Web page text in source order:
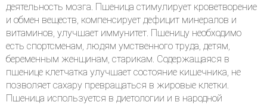
деятельность мозга. Пшеница стимулирует кроветворение
и обмен веществ, компенсирует дефицит минералов и
витаминов, улучшает иммунитет. Пшеницу необходимо
есть спортсменам, людям умственного труда, детям,
беременным женщинам, старикам. Содержащаяся в
пшенице клетчатка улучшает состояние кишечника, не
позволяет сахару превращаться в жировые клетки.
Пшеница используется в диетологии и в народной